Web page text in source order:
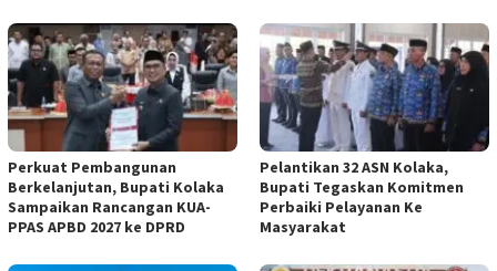
Perkuat Pembangunan
Berkelanjutan, Bupati Kolaka
Sampaikan Rancangan KUA-
PPAS APBD 2027 ke DPRD
Pelantikan 32 ASN Kolaka,
Bupati Tegaskan Komitmen
Perbaiki Pelayanan Ke
Masyarakat